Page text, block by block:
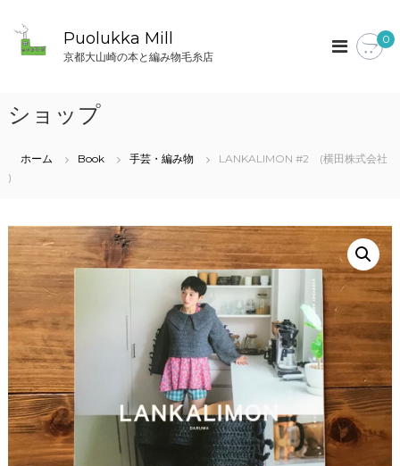
プ
Puolukka Mill
京都大山崎の本と編み物毛糸店
0
ショップ
ホーム Book 手芸・編み物
LANKALIMON #2 (横田株式会社
)